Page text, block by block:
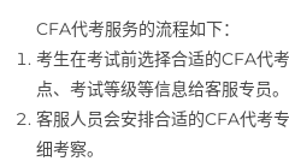
CFA代考服务的流程如下：
考生在考试前选择合适的CFA代
点、考试等级等信息给客服专员。
客服人员会安排合适的CFA代考
细考察。